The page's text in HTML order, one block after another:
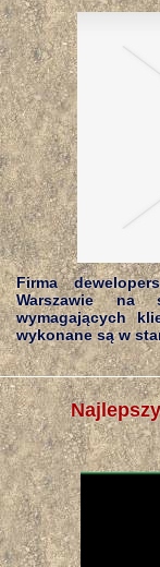
Firma
Warszawie na
wymagających
wykonane są w